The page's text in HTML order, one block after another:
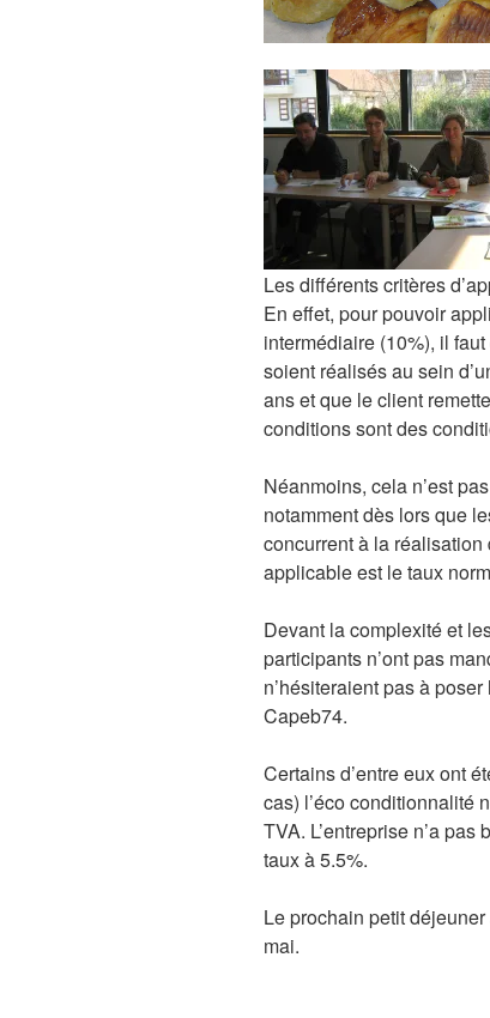
Les différents critères
En effet, pour pouvoir
intermédiaire (10%), il
soient réalisés au sein
ans et que le client
conditions sont des
Néanmoins, cela n’est
notamment dès lors que
concurrent à la réalisation
applicable est le taux
Devant la complexité et
participants n’ont pas
n’hésiteraient pas à
Capeb74.
Certains d’entre eux ont
cas) l’éco conditionnalité
TVA. L’entreprise n’a
taux à 5.5%.
Le prochain petit
mai.